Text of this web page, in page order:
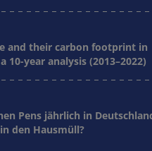
and their carbon footprint in
10-year analysis (2013–2022)
Pens jährlich in
den Hausmüll?